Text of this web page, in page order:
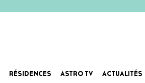
RÉSIDENCES ASTRO TV ACTUALITÉS